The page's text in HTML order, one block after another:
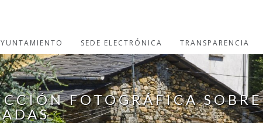
SEDE ELECTRÓNICA TRANSPARENCIA
FOTOGRÁFICA SOBRE